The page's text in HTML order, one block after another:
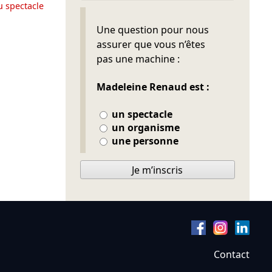
spectacle
Une question pour nous
assurer que vous n’êtes
pas une machine :
Madeleine Renaud est :
un spectacle
un organisme
une personne
Ne pas remplir
Je m’inscris
Contact